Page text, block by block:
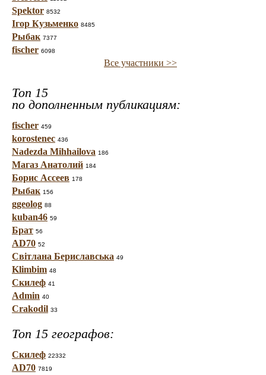
Spektor 8532
Ігор Кузьменко 8485
Рыбак 7377
fischer 6098
Все участники >>
Топ 15
по дополненным публикациям:
fischer 459
korostenec 436
Nadezda Mihhailova 186
Магаз Анатолий 184
Борис Ассеев 178
Рыбак 156
ggeolog 88
kuban46 59
Брат 56
AD70 52
Світлана Бериславська 49
Klimbim 48
Скилеф 41
Admin 40
Crakodil 33
Топ 15 географов:
Скилеф 22332
AD70 7819